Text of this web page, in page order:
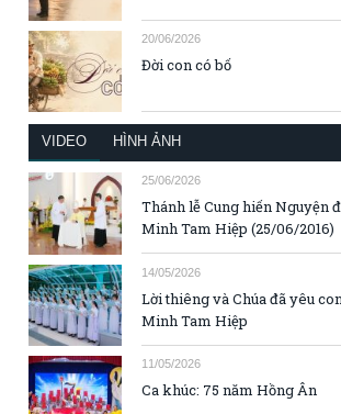
20/06/2026
Đời con có bố
VIDEO HÌNH ẢNH
25/06/2026
Thánh lễ Cung hiến Nguyện
Minh Tam Hiệp (25/06/2016)
14/05/2026
Lời thiêng và Chúa đã yêu
Minh Tam Hiệp
11/05/2026
Ca khúc: 75 năm Hồng Ân